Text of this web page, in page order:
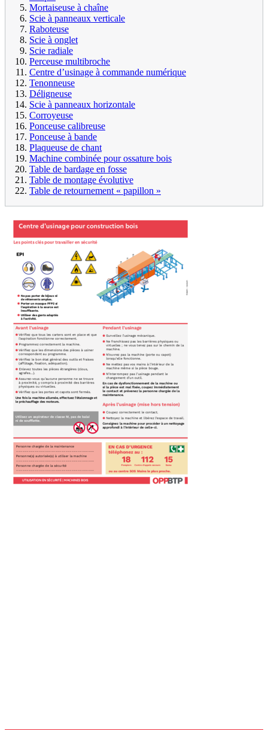
Mortaiseuse à chaîne
Scie à panneaux verticale
Raboteuse
Scie à onglet
Scie radiale
Perceuse multibroche
Centre d’usinage à commande numérique
Tenonneuse
Déligneuse
Scie à panneaux horizontale
Corroyeuse
Ponceuse calibreuse
Ponceuse à bande
Plaqueuse de chant
Machine combinée pour ossature bois
Table de bardage en fosse
Table de montage évolutive
Table de retournement « papillon »